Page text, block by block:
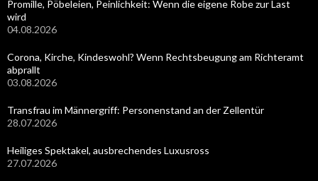
Promille, Pöbeleien, Peinlichkeit: Wenn die eigene Robe zur Last
wird
04.08.2026
Corona, Kirche, Kindeswohl? Wenn Rechtsbeugung am Richteramt
abprallt
03.08.2026
Transfrau im Männergriff: Personenstand an der Zellentür
28.07.2026
Heiliges Spektakel, ausbrechendes Luxusross
27.07.2026